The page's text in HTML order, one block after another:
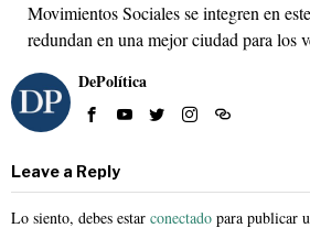
Movimientos Sociales se integren en
redundan en una mejor ciudad para los
DePolítica
Leave a Reply
Lo siento, debes estar conectado para publicar